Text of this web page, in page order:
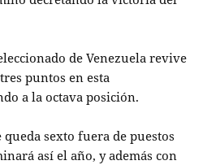
de Venezuela revive
puntos en esta
a la octava posición.
sexto fuera de puestos
así el año, y además con